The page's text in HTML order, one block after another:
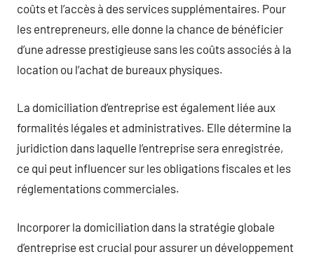
coûts et l’accès à des services supplémentaires. Pour
les entrepreneurs, elle donne la chance de bénéficier
d’une adresse prestigieuse sans les coûts associés à la
location ou l’achat de bureaux physiques.
La domiciliation d’entreprise est également liée aux
formalités légales et administratives. Elle détermine la
juridiction dans laquelle l’entreprise sera enregistrée,
ce qui peut influencer sur les obligations fiscales et les
réglementations commerciales.
Incorporer la domiciliation dans la stratégie globale
d’entreprise est crucial pour assurer un développement